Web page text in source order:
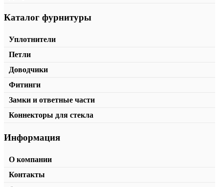
Направляющая для поворотного механизма KD1-04
от184,00₽/пог.м.
Каталог фурнитуры
Уплотнители
Петли
Доводчики
Фитинги
Замки и ответные части
Коннекторы для стекла
Информация
О компании
Контакты